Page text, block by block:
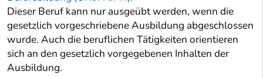
Dieser Beruf kann nur ausgeübt werden, wenn die
gesetzlich vorgeschriebene Ausbildung abgeschlossen
wurde. Auch die beruflichen Tätigkeiten orientieren
sich an den gesetzlich vorgegebenen Inhalten der
Ausbildung.